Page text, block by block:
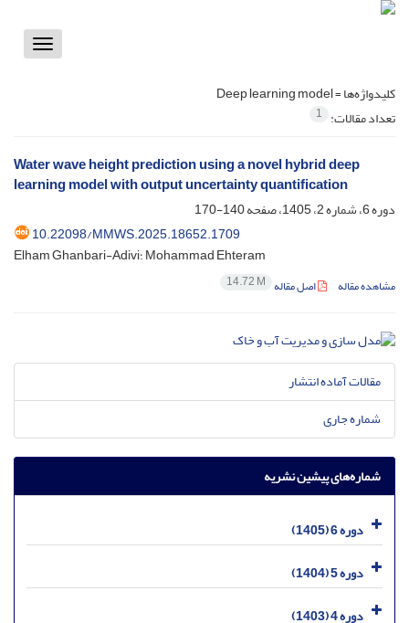
Toggle
کلیدواژه‌ها =Deep learning model
تعداد مقالات: 1
Water wave height prediction using a novel hybrid deep
learning model with output uncertainty quantification
دوره 6، شماره 2، 1405، صفحه
140-170
10.22098/MMWS.2025.18652.1709
Elham Ghanbari-Adivi؛ Mohammad Ehteram
مشاهده مقاله اصل مقاله 14.72 M
مقالات آماده انتشار
شماره جاری
شماره‌های پیشین نشریه
دوره 6 (1405)
دوره 5 (1404)
دوره 4 (1403)